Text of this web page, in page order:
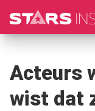
Acteurs
wist dat